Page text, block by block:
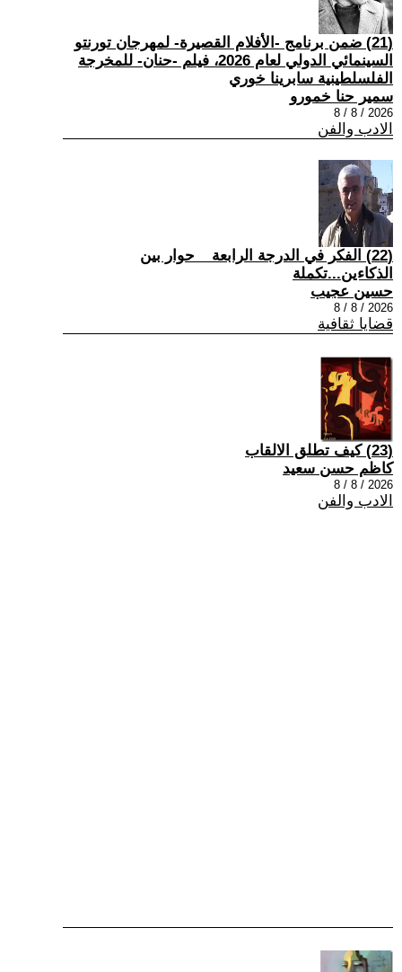
(21) ضمن برنامج -الأفلام القصيرة- لمهرجان تورنتو
السينمائي الدولي لعام 2026، فيلم -حنان- للمخرجة
الفلسلطينية سابرينا خوري
سمير حنا خمورو
2026 / 8 / 8
الادب والفن
(22) الفكر في الدرجة الرابعة _ حوار بين
الذكاءين...تكملة
حسين عجيب
2026 / 8 / 8
قضايا ثقافية
(23) كيف تطلق الالقاب
كاظم حسن سعيد
2026 / 8 / 8
الادب والفن